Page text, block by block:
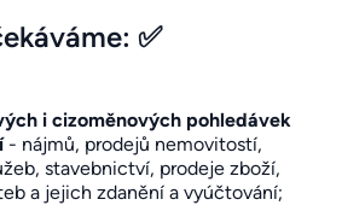
✅
i cizoměnových pohledávek
- nájmů, prodejů nemovitostí,
stavebnictví, prodeje zboží,
a jejich zdanění a vyúčtování;